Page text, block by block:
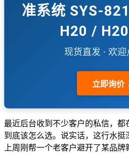
准系统 SYS-
H20 /
现货直发 · 欢
立即询价
最近后台收到不少客户的私信，都
到底该怎么选。说实话，这行水挺
上周刚帮一个老客户避开了某品